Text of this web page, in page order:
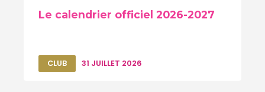
Le calendrier officiel 2026-2027
CLUB 31 JUILLET 2026